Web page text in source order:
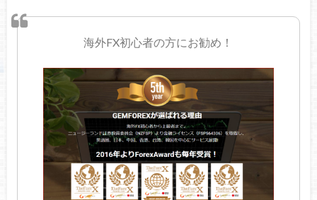
海外FX初心者の方にお勧め！